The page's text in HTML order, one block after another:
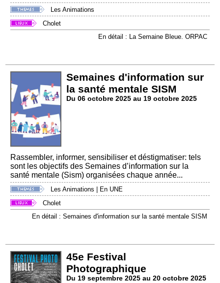
Les Animations
Cholet
En détail : La Semaine Bleue. ORPAC
Semaines d'information sur
la santé mentale SISM
Du 06 octobre 2025 au 19 octobre 2025
Rassembler, informer, sensibiliser et déstigmatiser: tels
sont les objectifs des Semaines d’information sur la
santé mentale (Sism) organisées chaque année...
Les Animations
En UNE
Cholet
En détail : Semaines d'information sur la santé mentale SISM
45e Festival
Photographique
Du 19 septembre 2025 au 20 octobre 2025